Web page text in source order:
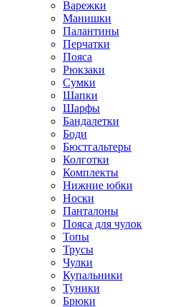
Варежки
Манишки
Палантины
Перчатки
Пояса
Рюкзаки
Сумки
Шапки
Шарфы
Бандалетки
Боди
Бюстгальтеры
Колготки
Комплекты
Нижние юбки
Носки
Панталоны
Поясa для чулок
Топы
Трусы
Чулки
Купальники
Туники
Брюки